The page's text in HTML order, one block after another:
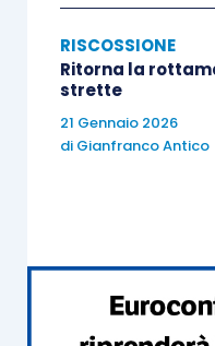
· 5° rata 28
febbraio 2019
giugno 2018o/e il
RISCOSSIONE
Ritorna la
strette
21 Gennaio 2026
di Gianfranco Antico